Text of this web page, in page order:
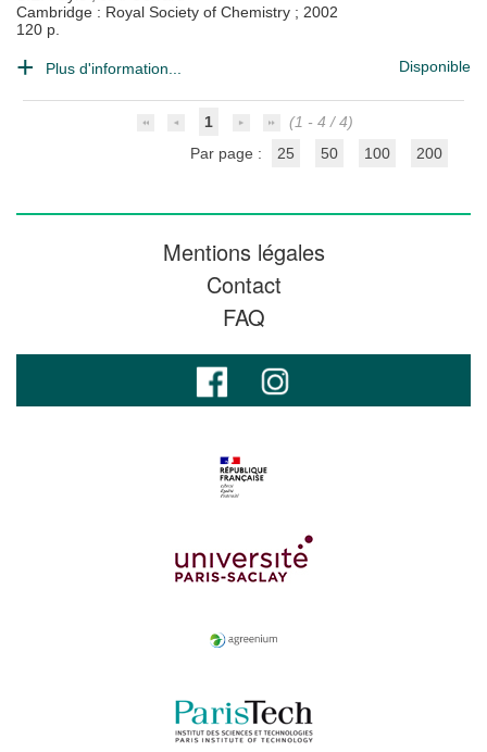
Cambridge : Royal Society of Chemistry ; 2002
120 p.
Plus d'information... Disponible
1
(1 - 4 / 4)
Par page :
25 50 100 200
Mentions légales
Contact
FAQ